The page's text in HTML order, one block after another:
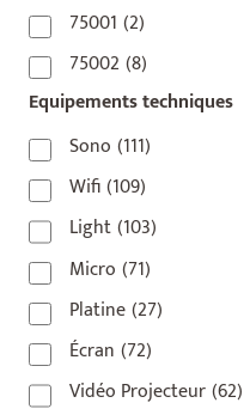
75001 (2)
75002 (8)
75003(1)
75004(2)
75006 (5)
75007(7)
75008 (17)
75009(5)
75010 (9)
75011 (17)
Equipements techniques
Sono (111)
Wifi(109)
Light(103)
Micro (71)
Platine(27)
Écran (72)
Vidéo Projecteur(62)